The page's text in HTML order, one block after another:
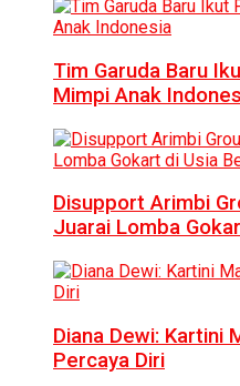
Tim Garuda Baru
Mimpi Anak
Disupport Arimbi
Juarai Lomba
Diana Dewi: Kartini
Percaya Diri